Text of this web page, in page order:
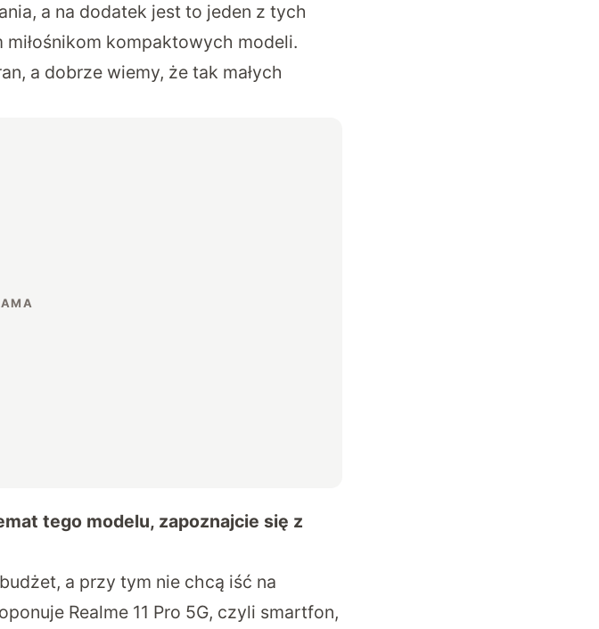
a na dodatek jest to jeden z tych
kompaktowych modeli.
a dobrze wiemy, że tak małych
tego modelu, zapoznajcie się z
a przy tym nie chcą iść na
Realme 11 Pro 5G, czyli smartfon,